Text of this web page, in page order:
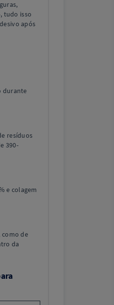
tudo isso
após
durante
resíduos
390-
e colagem
como de
da